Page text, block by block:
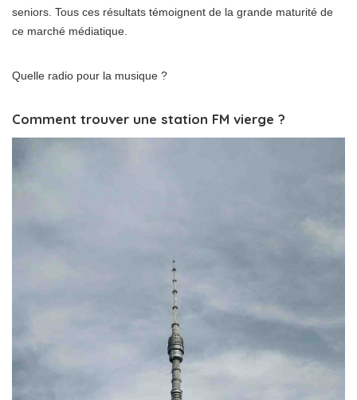
seniors. Tous ces résultats témoignent de la grande maturité de
ce marché médiatique.
Quelle radio pour la musique ?
Comment trouver une station FM vierge ?